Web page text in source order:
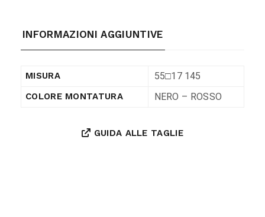
INFORMAZIONI AGGIUNTIVE
MISURA 55□17 145
COLORE MONTATURA NERO – ROSSO
GUIDA ALLE TAGLIE